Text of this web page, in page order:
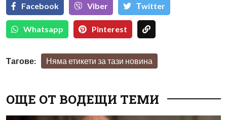
Facebook Viber Тwitter
Whatsapp Pinterest
Тагове: Няма етикети за тази новина
ОЩЕ ОТ ВОДЕЩИ ТЕМИ